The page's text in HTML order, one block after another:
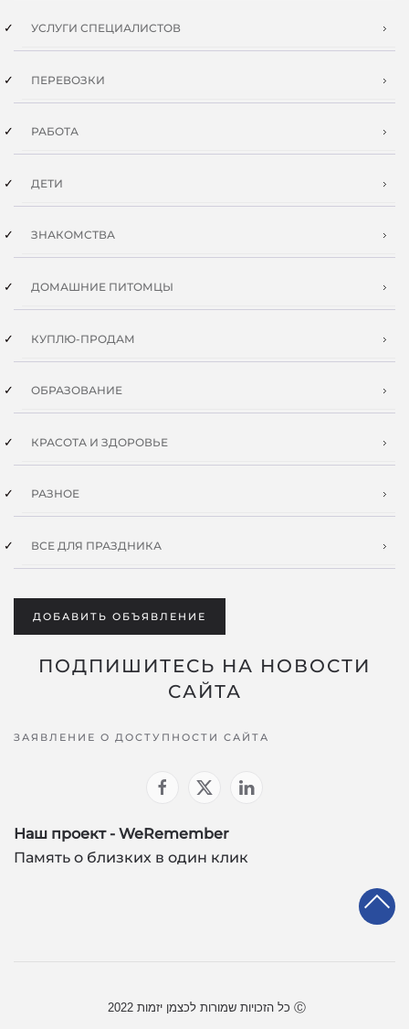
УСЛУГИ СПЕЦИАЛИСТОВ
ПЕРЕВОЗКИ
РАБОТА
ДЕТИ
ЗНАКОМСТВА
ДОМАШНИЕ ПИТОМЦЫ
КУПЛЮ-ПРОДАМ
ОБРАЗОВАНИЕ
КРАСОТА И ЗДОРОВЬЕ
РАЗНОЕ
ВСЕ ДЛЯ ПРАЗДНИКА
ДОБАВИТЬ ОБЪЯВЛЕНИЕ
ПОДПИШИТЕСЬ НА НОВОСТИ
САЙТА
ЗАЯВЛЕНИЕ О ДОСТУПНОСТИ САЙТА
Наш проект - WeRemember
Память о близких в один клик
כל הזכויות שמורות לכצמן יזמות 2022 Ⓒ